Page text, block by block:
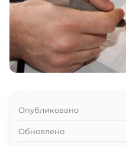
Опубликовано
Обновлено